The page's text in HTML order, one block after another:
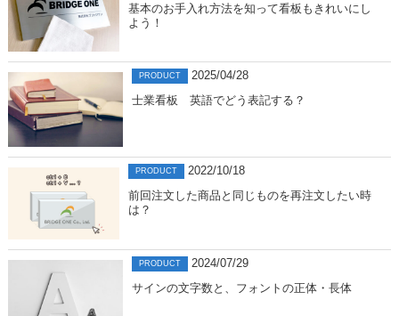
基本のお手入れ方法を知って看板もきれいにし
よう！
PRODUCT
2025/04/28
士業看板 英語でどう表記する？
PRODUCT
2022/10/18
前回注文した商品と同じものを再注文したい時
は？
PRODUCT
2024/07/29
サインの文字数と、フォントの正体・長体